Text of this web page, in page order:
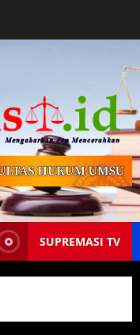
SUPREMASI TV